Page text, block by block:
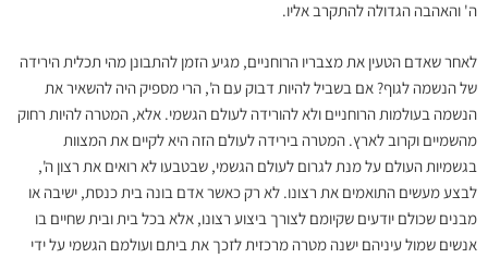
ה' והאהבה הגדולה להתקרב אליו.
לאחר שאדם הטעין את מצבריו הרוחניים, מגיע הזמן להתבונן מהי תכלית הירידה
של הנשמה לגוף? אם בשביל להיות דבוק עם ה', הרי מספיק היה להשאיר את
הנשמה בעולמות הרוחניים ולא להורידה לעולם הגשמי. אלא, המטרה להיות רחוק
מהשמיים וקרוב לארץ. המטרה בירידה לעולם הזה היא לקיים את המצוות
בגשמיות העולם על מנת לגרום לעולם הגשמי, שבטבעו לא רואים את רצון ה',
לבצע מעשים התואמים את רצונו. לא רק כאשר אדם בונה בית כנסת, ישיבה או
מבנים שכולם יודעים שקיומם לצורך ביצוע רצונו, אלא בכל בית ובית שחיים בו
אנשים שמול עיניהם ישנה מטרה מרכזית לזכך את ביתם ועולמם הגשמי על ידי